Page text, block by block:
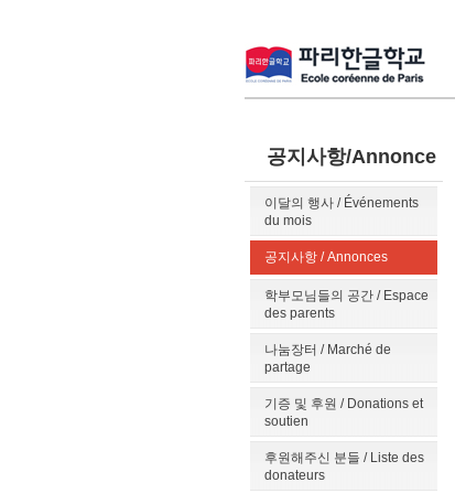
공지사항/Annonce
이달의 행사 / Événements
du mois
공지사항 / Annonces
학부모님들의 공간 / Espace
des parents
나눔장터 / Marché de
partage
기증 및 후원 / Donations et
soutien
후원해주신 분들 / Liste des
donateurs